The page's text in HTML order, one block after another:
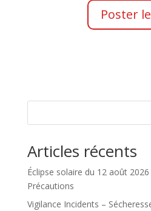
Articles récents
Éclipse solaire du 12 août
Précautions
Vigilance Incidents –